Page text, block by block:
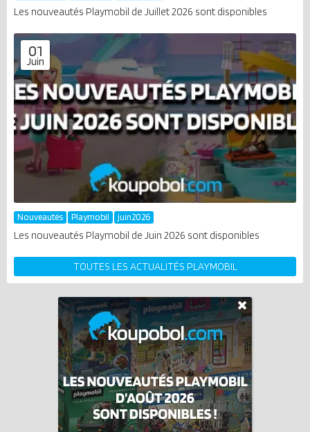
Les nouveautés Playmobil de Juillet 2026 sont disponibles
01
Juin
Nouveautés Playmobil juin2026
Les nouveautés Playmobil de Juin 2026 sont disponibles
TOUTES LES ACTUALITÉS PLAYMOBIL